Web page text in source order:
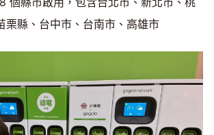
栗縣、台中市、台南市、⾼雄市